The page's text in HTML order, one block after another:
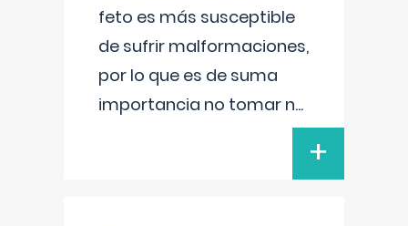
feto es más susceptible
de sufrir malformaciones,
por lo que es de suma
importancia no tomar n...
+